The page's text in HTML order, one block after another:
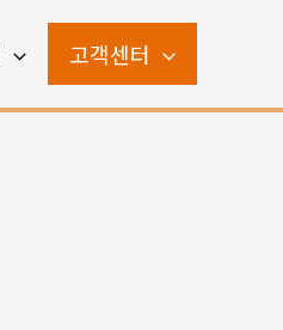
고객센터